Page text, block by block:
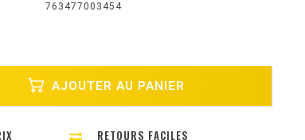
763477003454
AJOUTER AU PANIER
RETOURS FACILES